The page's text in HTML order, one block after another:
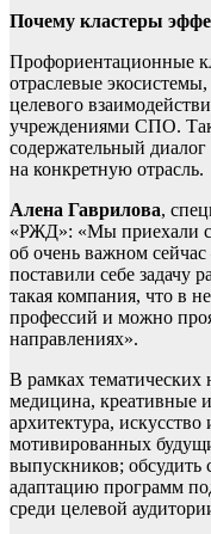
Почему кластеры
Профориентационные
отраслевые
целевого
учреждениями СПО.
содержательный
на конкретную отрасль.
Алена Гаврилова,
«РЖД»: «Мы приехали с
об очень важном
поставили себе задачу
такая компания, что в
профессий и можно
направлениях».
В рамках
медицина, креативные
архитектура,
мотивированных
выпускников; обсудить
адаптацию программ
среди целевой